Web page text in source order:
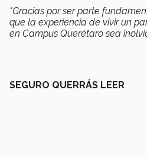
"Gracias por ser parte
que la experiencia de vivir un
en Campus Querétaro sea
SEGURO QUERRÁS LEER